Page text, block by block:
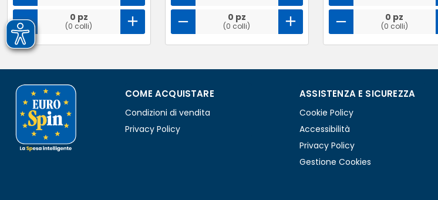
0 pz
(0 colli)
0 pz
(0 colli)
0 pz
(0 colli)
COME ACQUISTARE
Condizioni di vendita
Privacy Policy
ASSISTENZA E SICUREZZA
Cookie Policy
Accessibilità
Privacy Policy
Gestione Cookies